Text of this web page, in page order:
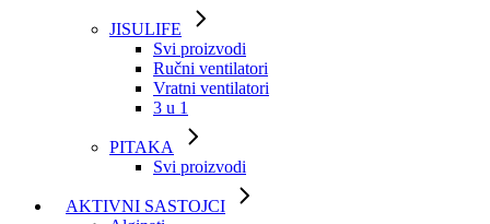
JISULIFE
Svi proizvodi
Ručni ventilatori
Vratni ventilatori
3 u 1
PITAKA
Svi proizvodi
AKTIVNI SASTOJCI